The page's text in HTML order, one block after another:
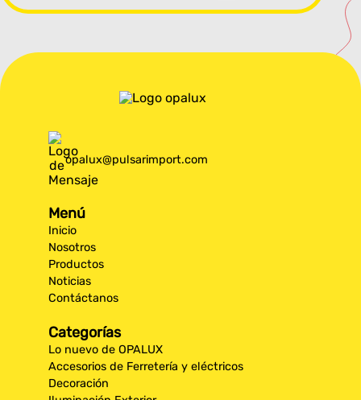
opalux@pulsarimport.com
Menú
Inicio
Nosotros
Productos
Noticias
Contáctanos
Categorías
Lo nuevo de OPALUX
Accesorios de Ferretería y eléctricos
Decoración